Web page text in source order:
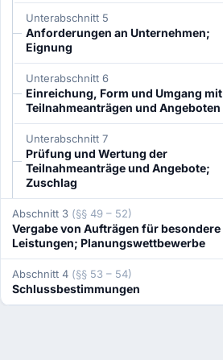
Unterabschnitt 5
Anforderungen an Unternehmen;
Eignung
Unterabschnitt 6
Einreichung, Form und Umgang mit
Teilnahmeanträgen und Angeboten
Unterabschnitt 7
Prüfung und Wertung der
Teilnahmeanträge und Angebote;
Zuschlag
Abschnitt 3 (§§ 49 – 52)
Vergabe von Aufträgen für besondere
Leistungen; Planungswettbewerbe
Abschnitt 4 (§§ 53 – 54)
Schlussbestimmungen